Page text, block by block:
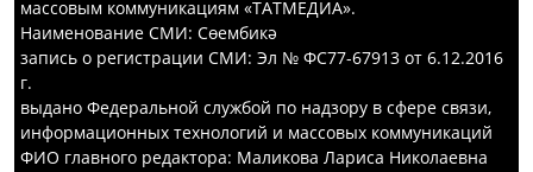
массовым коммуникациям «ТАТМЕДИА».
Наименование СМИ: Сөембикә
запись о регистрации СМИ: Эл № ФС77-67913 от 6.12.2016
г.
выдано Федеральной службой по надзору в сфере связи,
информационных технологий и массовых коммуникаций
ФИО главного редактора: Маликова Лариса Николаевна